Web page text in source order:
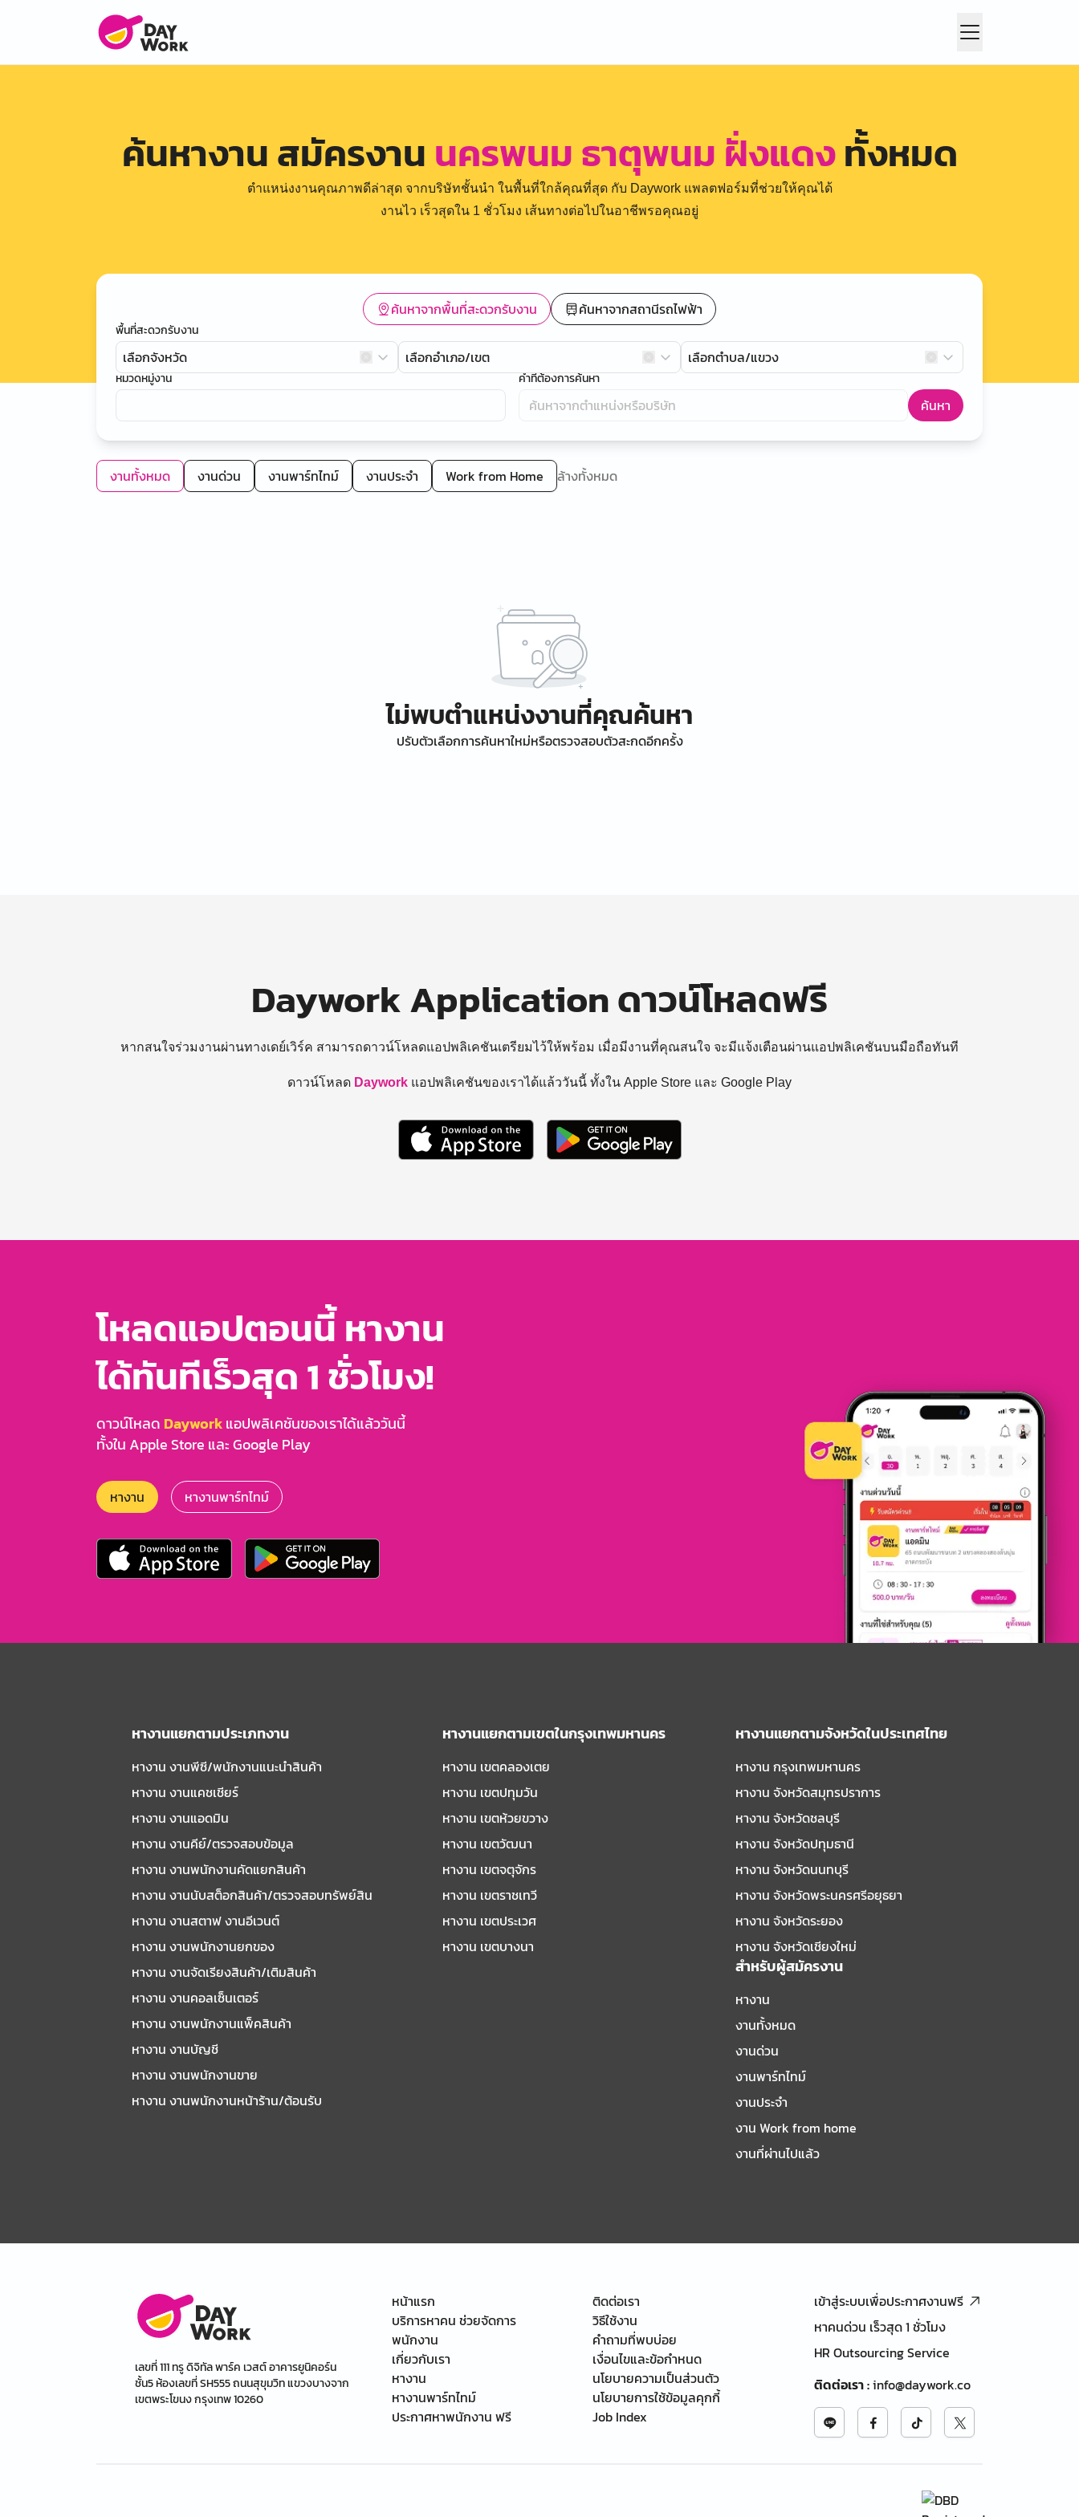
ค้นหางาน สมัครงาน นครพนม ธาตุพนม ฝั่งแดงทั้งหมด
ตำแหน่งงานคุณภาพดีล่าสุด จากบริษัทชั้นนำ ในพื้นที่ใกล้คุณที่สุด กับ Daywork แพลตฟอร์มที่ช่วยให้คุณได้
งานไว เร็วสุดใน 1 ชั่วโมง เส้นทางต่อไปในอาชีพรอคุณอยู่
ค้นหาจากพื้นที่สะดวกรับงาน ค้นหาจากสถานีรถไฟฟ้า
พื้นที่สะดวกรับงาน
เลือกจังหวัด เลือกอำเภอ/เขต เลือกตำบล/แขวง
หมวดหมู่งาน คำที่ต้องการค้นหา
ค้นหา
งานทั้งหมด งานด่วน งานพาร์ทไทม์ งานประจำ Work from Home ล้างทั้งหมด
ไม่พบตำแหน่งงานที่คุณค้นหา
ปรับตัวเลือกการค้นหาใหม่หรือตรวจสอบตัวสะกดอีกครั้ง
Daywork Application ดาวน์โหลดฟรี
หากสนใจร่วมงานผ่านทางเดย์เวิร์ค สามารถดาวน์โหลดแอปพลิเคชันเตรียมไว้ให้พร้อม เมื่อมีงานที่คุณสนใจ จะมีแจ้งเตือนผ่านแอปพลิเคชันบนมือถือทันที
ดาวน์โหลด Daywork แอปพลิเคชันของเราได้แล้ววันนี้ ทั้งใน Apple Store และ Google Play
โหลดแอปตอนนี้ หางาน
ได้ทันทีเร็วสุด 1 ชั่วโมง!
ดาวน์โหลด Dayworkแอปพลิเคชันของเราได้แล้ววันนี้
ทั้งใน Apple Store และ Google Play
หางาน หางานพาร์ทไทม์
หางานแยกตามประเภทงาน
หางาน งานพีซี/พนักงานแนะนําสินค้า
หางาน งานแคชเชียร์
หางาน งานแอดมิน
หางาน งานคีย์/ตรวจสอบข้อมูล
หางาน งานพนักงานคัดแยกสินค้า
หางาน งานนับสต็อกสินค้า/ตรวจสอบทรัพย์สิน
หางาน งานสตาฟ งานอีเวนต์
หางาน งานพนักงานยกของ
หางาน งานจัดเรียงสินค้า/เติมสินค้า
หางาน งานคอลเซ็นเตอร์
หางาน งานพนักงานแพ็คสินค้า
หางาน งานบัญชี
หางาน งานพนักงานขาย
หางาน งานพนักงานหน้าร้าน/ต้อนรับ
หางานแยกตามเขตในกรุงเทพมหานคร
หางาน เขตคลองเตย
หางาน เขตปทุมวัน
หางาน เขตห้วยขวาง
หางาน เขตวัฒนา
หางาน เขตจตุจักร
หางาน เขตราชเทวี
หางาน เขตประเวศ
หางาน เขตบางนา
หางานแยกตามจังหวัดในประเทศไทย
หางาน กรุงเทพมหานคร
หางาน จังหวัดสมุทรปราการ
หางาน จังหวัดชลบุรี
หางาน จังหวัดปทุมธานี
หางาน จังหวัดนนทบุรี
หางาน จังหวัดพระนครศรีอยุธยา
หางาน จังหวัดระยอง
หางาน จังหวัดเชียงใหม่
สำหรับผู้สมัครงาน
หางาน
งานทั้งหมด
งานด่วน
งานพาร์ทไทม์
งานประจำ
งาน Work from home
งานที่ผ่านไปแล้ว
เลขที่ 111 ทรู ดิจิทัล พาร์ค เวสต์ อาคารยูนิคอร์น
ชั้น5 ห้องเลขที่ SH555 ถนนสุขุมวิท แขวงบางจาก
เขตพระโขนง กรุงเทพ 10260
หน้าแรก
บริการหาคน ช่วยจัดการ
พนักงาน
เกี่ยวกับเรา
หางาน
หางานพาร์ทไทม์
ประกาศหาพนักงาน ฟรี
ติดต่อเรา
วิธีใช้งาน
คำถามที่พบบ่อย
เงื่อนไขและข้อกำหนด
นโยบายความเป็นส่วนตัว
นโยบายการใช้ข้อมูลคุกกี้
Job Index
เข้าสู่ระบบเพื่อประกาศงานฟรี
หาคนด่วน เร็วสุด 1 ชั่วโมง
HR Outsourcing Service
ติดต่อเรา:info@daywork.co